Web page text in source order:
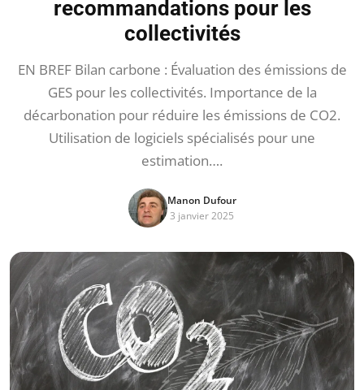
recommandations pour les
collectivités
EN BREF Bilan carbone : Évaluation des émissions de
GES pour les collectivités. Importance de la
décarbonation pour réduire les émissions de CO2.
Utilisation de logiciels spécialisés pour une
estimation….
Manon Dufour
3 janvier 2025